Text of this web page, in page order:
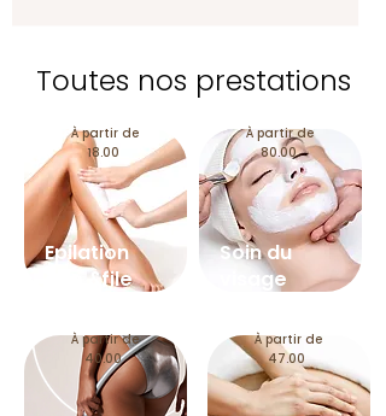
Toutes nos prestations
Epilation
cire &file
À partir de
18.00
À partir de
40.00
​Soin du
visage
À partir de
80.00
À partir de
47.00